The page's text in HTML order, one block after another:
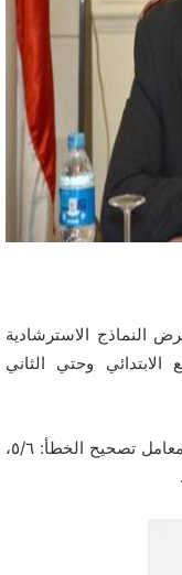
النماذج الاسترشادية
وحتي الثاني
تردد: ١٢٣٠٣ أفقي / معدل الترميز: ٢٧٥٠ / معامل تصحيح الخطأ: ٥/٦،